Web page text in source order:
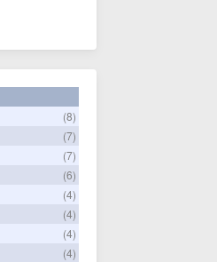
(8)
(7)
(7)
(6)
(4)
(4)
(4)
(4)